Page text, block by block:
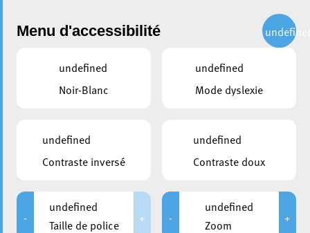
Administration
participation de la Ville
d'Esch à la Semaine
locale
Menu d'accessibilité
undefined
Noir-Blanc
undefined
Mode dyslexie
undefined
Contraste inversé
undefined
Contraste doux
-
undefined
Taille de police
+ -
undefined
Zoom
+